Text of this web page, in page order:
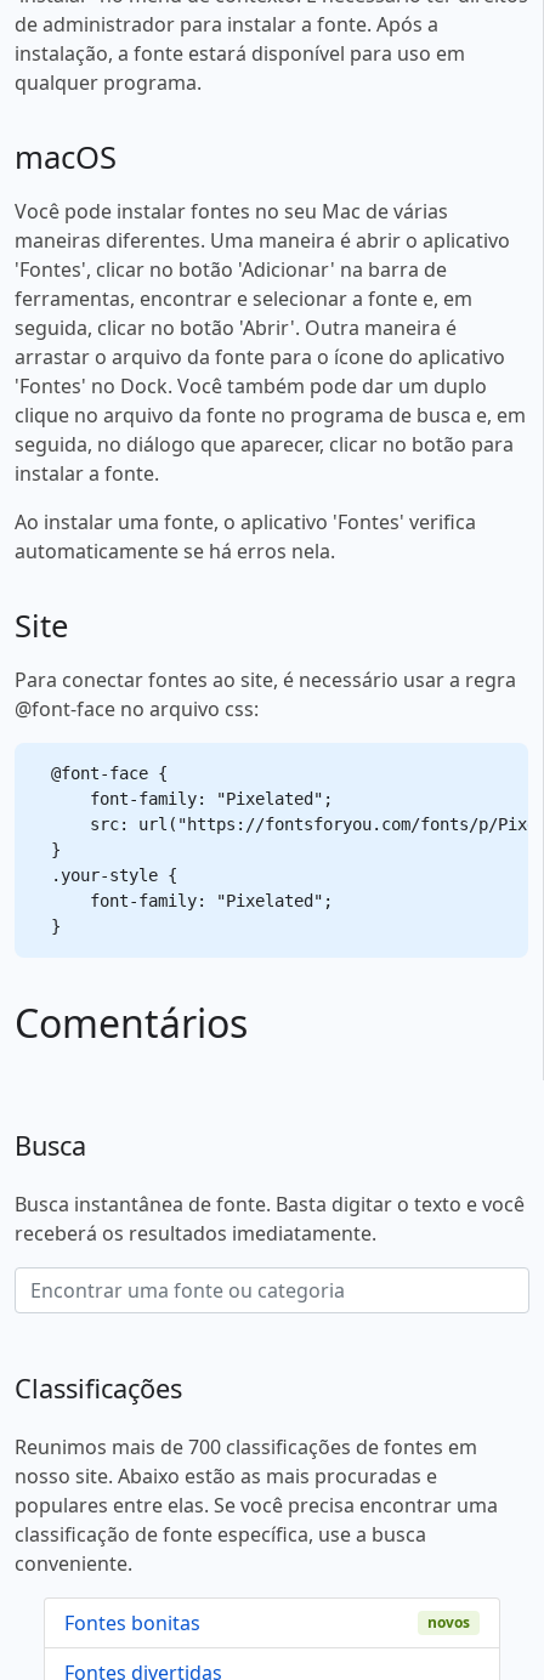
de administrador para instalar a fonte. Após a
instalação, a fonte estará disponível para uso em
qualquer programa.
macOS
Você pode instalar fontes no seu Mac de várias
maneiras diferentes. Uma maneira é abrir o aplicativo
'Fontes', clicar no botão 'Adicionar' na barra de
ferramentas, encontrar e selecionar a fonte e, em
seguida, clicar no botão 'Abrir'. Outra maneira é
arrastar o arquivo da fonte para o ícone do aplicativo
'Fontes' no Dock. Você também pode dar um duplo
clique no arquivo da fonte no programa de busca e, em
seguida, no diálogo que aparecer, clicar no botão para
instalar a fonte.
Ao instalar uma fonte, o aplicativo 'Fontes' verifica
automaticamente se há erros nela.
Site
Para conectar fontes ao site, é necessário usar a regra
@font-face no arquivo css:
@font-face {
    font-family: "Pixelated";
src: url("https://fontsforyou.com/fonts/p/
}
.your-style {
    font-family: "Pixelated";
Comentários
Busca
Busca instantânea de fonte. Basta digitar o texto e você
receberá os resultados imediatamente.
Classificações
Reunimos mais de 700 classificações de fontes em
nosso site. Abaixo estão as mais procuradas e
populares entre elas. Se você precisa encontrar uma
classificação de fonte específica, use a busca
conveniente.
Fontes bonitas novos
Fontes divertidas